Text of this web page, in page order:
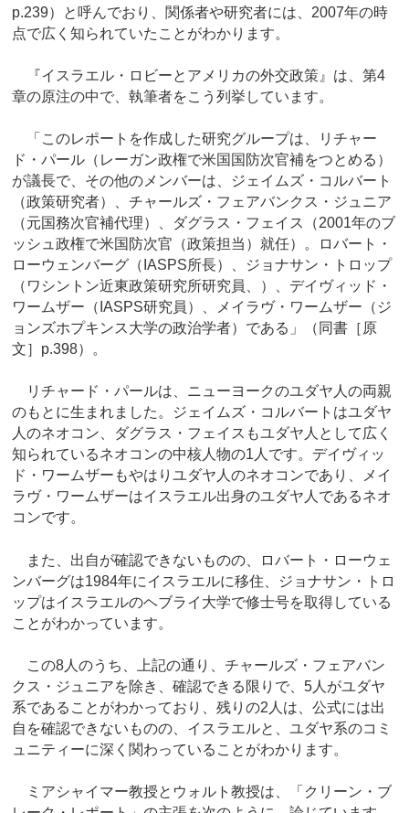
p.239）と呼んでおり、関係者や研究者には、2007年の時
点で広く知られていたことがわかります。
『イスラエル・ロビーとアメリカの外交政策』は、第4
章の原注の中で、執筆者をこう列挙しています。
「このレポートを作成した研究グループは、リチャー
ド・パール（レーガン政権で米国国防次官補をつとめる）
が議長で、その他のメンバーは、ジェイムズ・コルバート
（政策研究者）、チャールズ・フェアバンクス・ジュニア
（元国務次官補代理）、ダグラス・フェイス（2001年のブ
ッシュ政権で米国防次官（政策担当）就任）。ロバート・
ローウェンバーグ（IASPS所長）、ジョナサン・トロップ
（ワシントン近東政策研究所研究員、）、デイヴィッド・
ワームザー（IASPS研究員）、メイラヴ・ワームザー（ジ
ョンズホプキンス大学の政治学者）である」（同書［原
文］p.398）。
リチャード・パールは、ニューヨークのユダヤ人の両親
のもとに生まれました。ジェイムズ・コルバートはユダヤ
人のネオコン、ダグラス・フェイスもユダヤ人として広く
知られているネオコンの中核人物の1人です。デイヴィッ
ド・ワームザーもやはりユダヤ人のネオコンであり、メイ
ラヴ・ワームザーはイスラエル出身のユダヤ人であるネオ
コンです。
また、出自が確認できないものの、ロバート・ローウェ
ンバーグは1984年にイスラエルに移住、ジョナサン・トロ
ップはイスラエルのヘブライ大学で修士号を取得している
ことがわかっています。
この8人のうち、上記の通り、チャールズ・フェアバン
クス・ジュニアを除き、確認できる限りで、5人がユダヤ
系であることがわかっており、残りの2人は、公式には出
自を確認できないものの、イスラエルと、ユダヤ系のコミ
ュニティーに深く関わっていることがわかります。
ミアシャイマー教授とウォルト教授は、「クリーン・ブ